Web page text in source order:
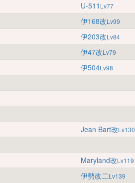
U-511 Lv77
伊168改Lv99
伊203改Lv84
伊47改Lv79
伊504Lv98
Jean Bart改Lv130
Maryland改Lv119
伊勢改二Lv139